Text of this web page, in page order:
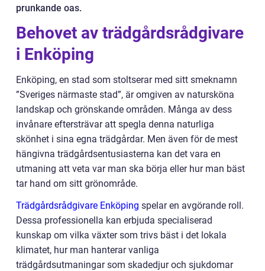
prunkande oas.
Behovet av trädgårdsrådgivare
i Enköping
Enköping, en stad som stoltserar med sitt smeknamn
”Sveriges närmaste stad”, är omgiven av natursköna
landskap och grönskande områden. Många av dess
invånare eftersträvar att spegla denna naturliga
skönhet i sina egna trädgårdar. Men även för de mest
hängivna trädgårdsentusiasterna kan det vara en
utmaning att veta var man ska börja eller hur man bäst
tar hand om sitt grönområde.
Trädgårdsrådgivare Enköping spelar en avgörande roll.
Dessa professionella kan erbjuda specialiserad
kunskap om vilka växter som trivs bäst i det lokala
klimatet, hur man hanterar vanliga
trädgårdsutmaningar som skadedjur och sjukdomar